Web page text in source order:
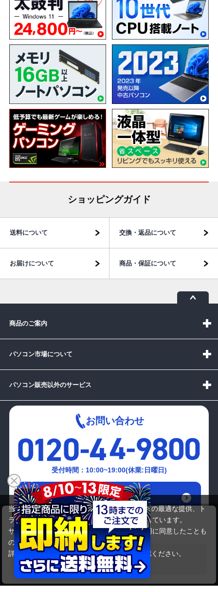
FUJITSU FMVA42KW
商品価格 32,780円
在庫がありません
ショッピングガイド
送料について 交換・返品について
お届けについて 商品・保証について
商品のご案内
パソコン市場について
パソコン販売以外のサービス
お問い合わせ
受付時間：10:00~19:00(休業:日曜日)
メールでの
お問い合わせはこちら
Copyright(c)2024 mediator Co., Ltd. ALL Rights Reserved
当サイトでは利用体験の向上およびコンテンツの最適な提供、ト
ラフィックの分析を目的としてCookieを使用しています。
サイトの閲覧を継続された場合、Cookieの利用に同意したことも
のといたします。
詳細については
プライバシーポリシーをご確認ください。
承諾する